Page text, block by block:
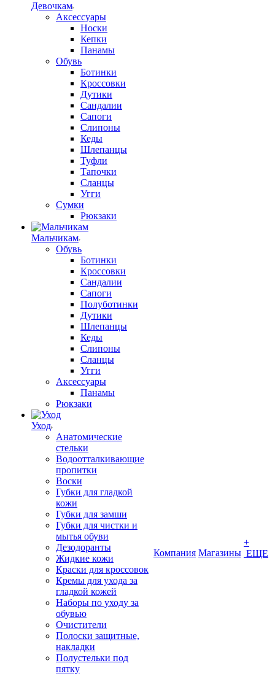
Девочкам
Аксессуары
Носки
Кепки
Панамы
Обувь
Ботинки
Кроссовки
Дутики
Сандалии
Сапоги
Слипоны
Кеды
Шлепанцы
Туфли
Тапочки
Сланцы
Угги
Сумки
Рюкзаки
Мальчикам
Обувь
Ботинки
Кроссовки
Сандалии
Сапоги
Полуботинки
Дутики
Шлепанцы
Кеды
Слипоны
Сланцы
Угги
Аксессуары
Панамы
Рюкзаки
Уход
Анатомические
стельки
Водоотталкивающие
пропитки
Воски
Губки для гладкой
кожи
Губки для замши
Губки для чистки и
мытья обуви
Дезодоранты
Жидкие кожи
Краски для кроссовок
Кремы для ухода за
гладкой кожей
Наборы по уходу за
обувью
Очистители
Полоски защитные,
накладки
Полустельки под
пятку
Компания Магазины
+
ЕЩЕ